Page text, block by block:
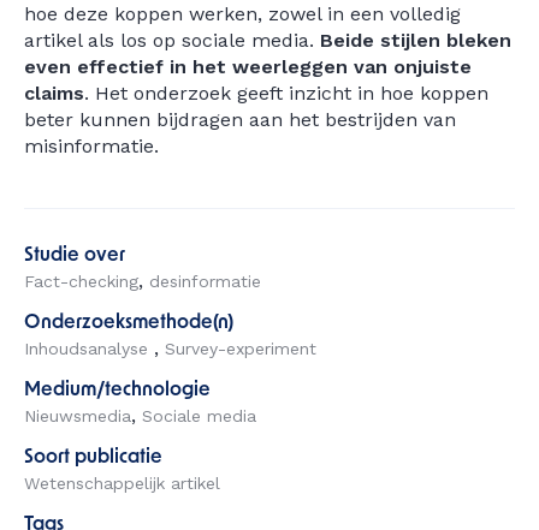
hoe deze koppen werken, zowel in een volledig
artikel als los op sociale media. Beide stijlen bleken
even effectief in het weerleggen van onjuiste
claims. Het onderzoek geeft inzicht in hoe koppen
beter kunnen bijdragen aan het bestrijden van
misinformatie.
Studie over
Fact-checking
desinformatie
Onderzoeksmethode(n)
Inhoudsanalyse
Survey-experiment
Medium/technologie
Nieuwsmedia
Sociale media
Soort publicatie
Wetenschappelijk artikel
Tags